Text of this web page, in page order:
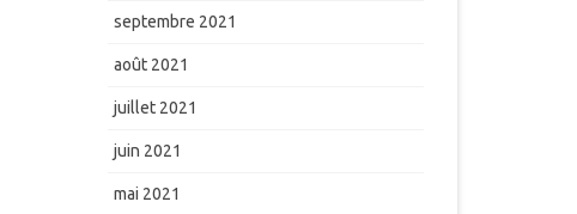
septembre 2021
août 2021
juillet 2021
juin 2021
mai 2021